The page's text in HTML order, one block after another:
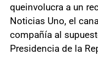
queinvolucra a un
Noticias Uno, el
compañía al
Presidencia de la